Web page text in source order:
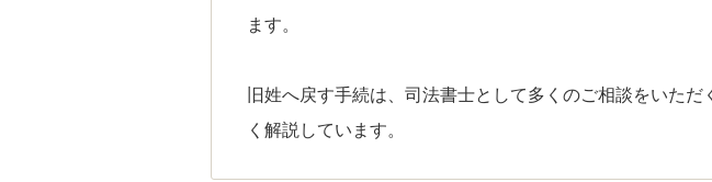
ます。
旧姓へ戻す手続は、司法書士として多くのご相談をいた
く解説しています。